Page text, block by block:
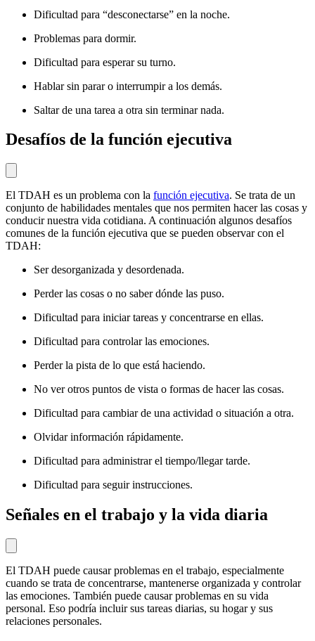
Dificultad para “desconectarse” en la noche.
Problemas para dormir.
Dificultad para esperar su turno.
Hablar sin parar o interrumpir a los demás.
Saltar de una tarea a otra sin terminar nada.
Desafíos de la función ejecutiva
El TDAH es un problema con la función ejecutiva. Se trata de un
conjunto de habilidades mentales que nos permiten hacer las cosas y
conducir nuestra vida cotidiana. A continuación algunos desafíos
comunes de la función ejecutiva que se pueden observar con el
TDAH:
Ser desorganizada y desordenada.
Perder las cosas o no saber dónde las puso.
Dificultad para iniciar tareas y concentrarse en ellas.
Dificultad para controlar las emociones.
Perder la pista de lo que está haciendo.
No ver otros puntos de vista o formas de hacer las cosas.
Dificultad para cambiar de una actividad o situación a otra.
Olvidar información rápidamente.
Dificultad para administrar el tiempo/llegar tarde.
Dificultad para seguir instrucciones.
Señales en el trabajo y la vida diaria
El TDAH puede causar problemas en el trabajo, especialmente
cuando se trata de concentrarse, mantenerse organizada y controlar
las emociones. También puede causar problemas en su vida
personal. Eso podría incluir sus tareas diarias, su hogar y sus
relaciones personales.